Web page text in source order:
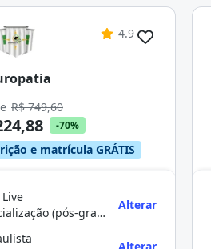
4.9
R$ 749,60
-70%
e matrícula GRÁTIS
Especialização (pós-graduação)
Alterar